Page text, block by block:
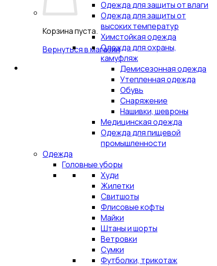
Корзина пуста.
Вернуться в магазин
Одежда для защиты от влаги
Одежда для защиты от
высоких температур
Химстойкая одежда
Одежда для охраны,
камуфляж
Демисезонная одежда
Утепленная одежда
Обувь
Снаряжение
Нашивки, шевроны
Медицинская одежда
Одежда для пищевой
промышленности
Одежда
Головные уборы
Худи
Жилетки
Свитшоты
Флисовые кофты
Майки
Штаны и шорты
Ветровки
Сумки
Футболки, трикотаж